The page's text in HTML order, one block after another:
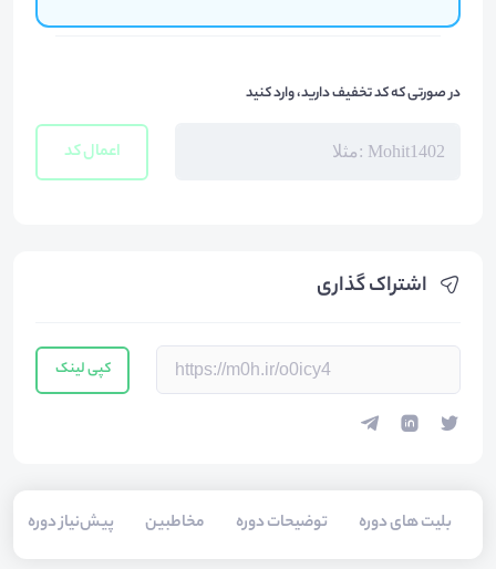
اشتراک گذاری
کپی لینک
بلیت های دوره توضیحات دوره مخاطبین پیش‌نیاز دوره
در صورتی که کد تخفیف دارید، وارد کنید
اعمال کد